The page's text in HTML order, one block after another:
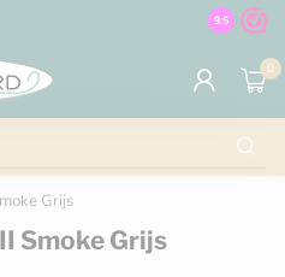
Gratis
9.5
0
Grijs
Smoke Grijs